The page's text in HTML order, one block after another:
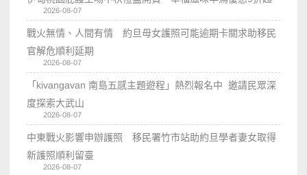
2026-08-07
戰火無情、人間有情 約旦母女護照可能逾期卡關求助移民
官解危順利延期
2026-08-07
「kivangavan 南島五感主題遊程」熱烈報名中 邀請民眾深
度探索大武山
2026-08-07
中東戰火影響申辦護照 移民署竹市站助約旦學者妻女取得
新護照順利留臺
2026-08-07